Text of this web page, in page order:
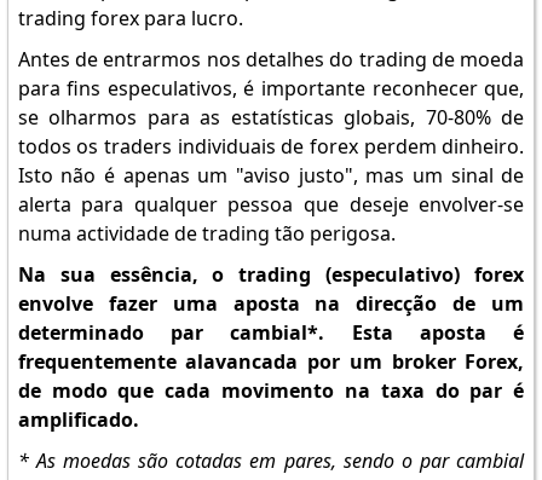
trading forex para lucro.
Antes de entrarmos nos detalhes do trading de moeda
para fins especulativos, é importante reconhecer que,
se olharmos para as estatísticas globais, 70-80% de
todos os traders individuais de forex perdem dinheiro.
Isto não é apenas um "aviso justo", mas um sinal de
alerta para qualquer pessoa que deseje envolver-se
numa actividade de trading tão perigosa.
Na sua essência, o trading (especulativo) forex
envolve fazer uma aposta na direcção de um
determinado par cambial*. Esta aposta é
frequentemente alavancada por um broker Forex,
de modo que cada movimento na taxa do par é
amplificado.
* As moedas são cotadas em pares, sendo o par cambial